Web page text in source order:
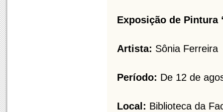
Exposição de Pintura
Artista: Sônia Ferreira
Período: De 12 de
Local: Biblioteca da